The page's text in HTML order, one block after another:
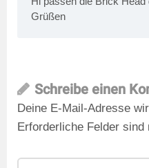
Grüßen
Schreibe einen
Deine E-Mail-Adresse
Erforderliche Felder sind